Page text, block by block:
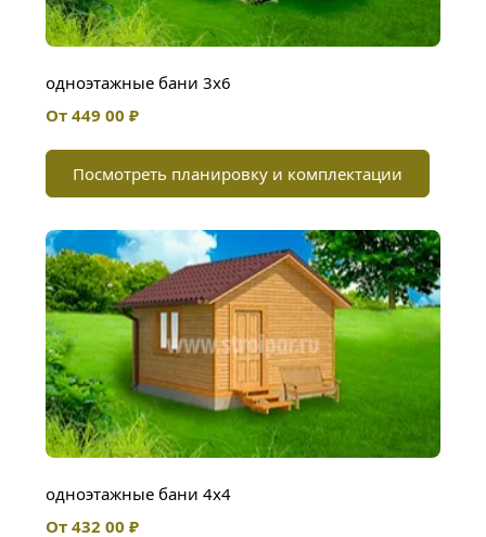
одноэтажные бани 3х6
От 449 00 ₽
Посмотреть планировку и комплектации
одноэтажные бани 4х4
От 432 00 ₽